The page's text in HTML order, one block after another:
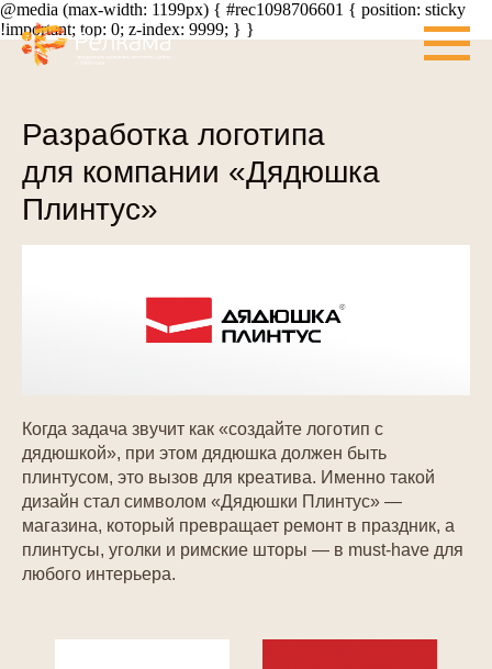
@media (max-width: 1199px) { #rec1098706601 { position: sticky
!important; top: 0; z-index: 9999; } }
Разработка логотипа
для компании «Дядюшка
Плинтус»
Когда задача звучит как «создайте логотип с
дядюшкой», при этом дядюшка должен быть
плинтусом, это вызов для креатива. Именно такой
дизайн стал символом «Дядюшки Плинтус» —
магазина, который превращает ремонт в праздник, а
плинтусы, уголки и римские шторы — в must-have для
любого интерьера.